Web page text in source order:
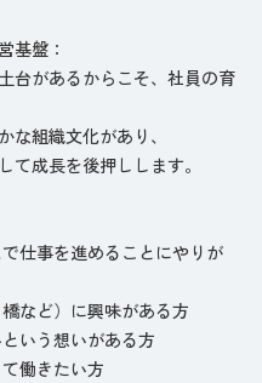
基盤：
台があるからこそ、社員の育
組織文化があり、
て成長を後押しします。
仕事を進めることにやりが
など）に興味がある方
いう想いがある方
働きたい方